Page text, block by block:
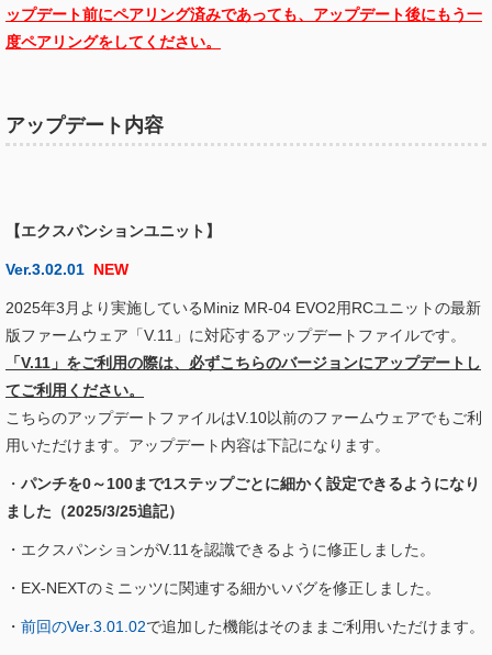
ップデート前にペアリング済みであっても、アップデート後にもう一
度ペアリングをしてください。
アップデート内容
【エクスパンションユニット】
Ver.3.02.01 NEW
2025年3月より実施しているMiniz MR-04 EVO2用RCユニットの最新
版ファームウェア「V.11」に対応するアップデートファイルです。
「V.11」をご利用の際は、必ずこちらのバージョンにアップデートし
てご利用ください。
こちらのアップデートファイルはV.10以前のファームウェアでもご利
用いただけます。アップデート内容は下記になります。
・ パンチを0～100まで1ステップごとに細かく設定できるようになり
ました（2025/3/25追記）
・エクスパンションがV.11を認識できるように修正しました。
・EX-NEXTのミニッツに関連する細かいバグを修正しました。
・ 前回のVer.3.01.02で追加した機能はそのままご利用いただけます。